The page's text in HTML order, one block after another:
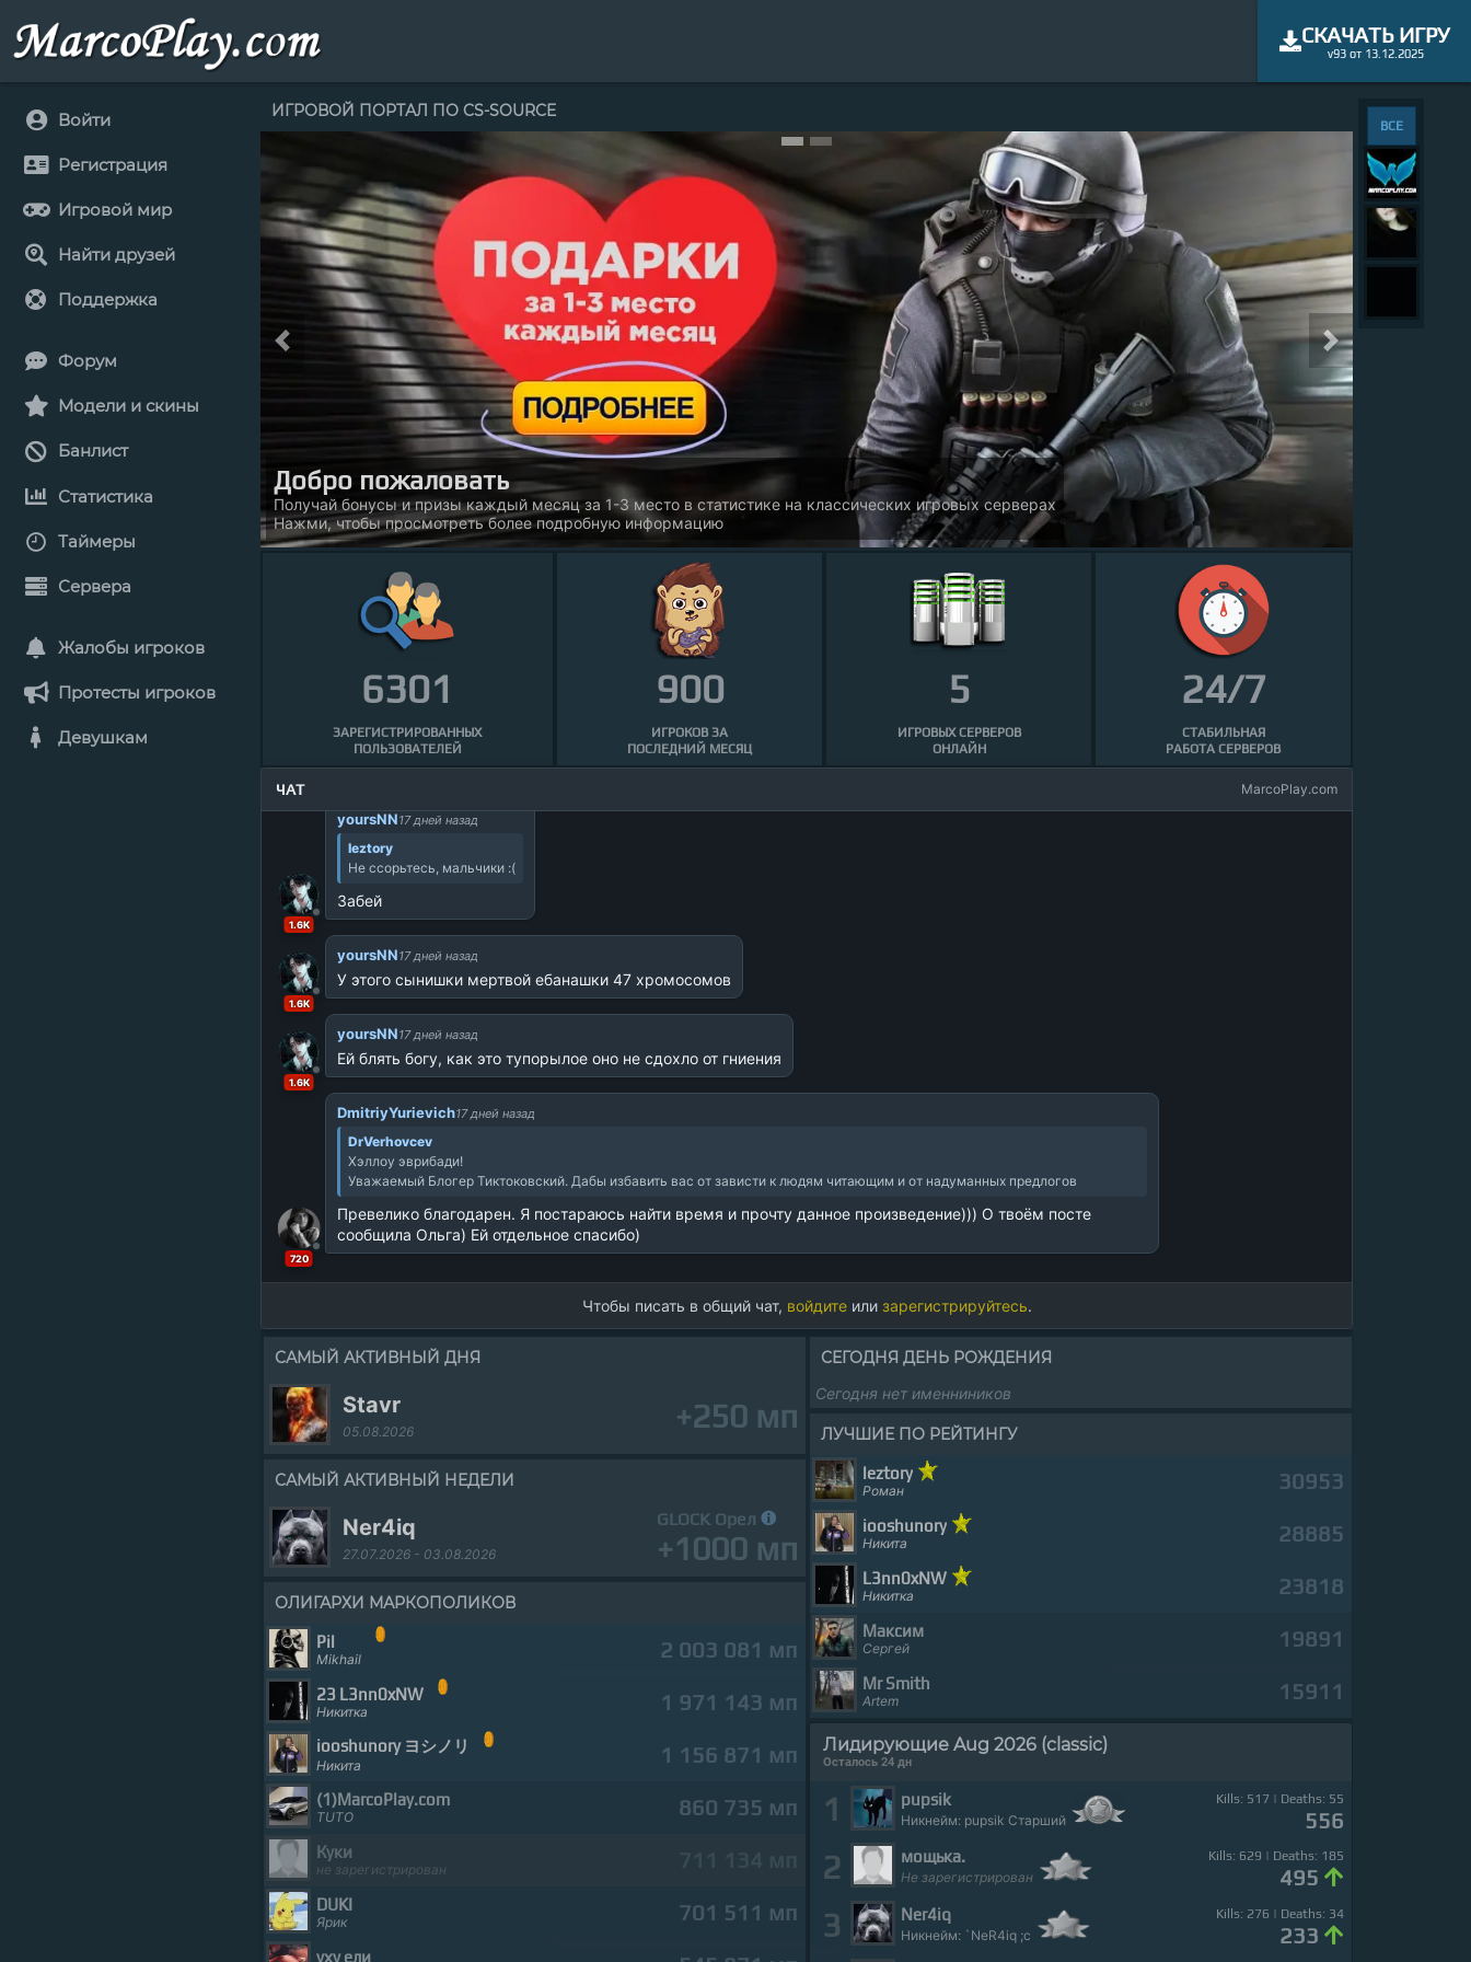
СКАЧАТЬ ИГРУ
v93 от 13.12.2025
Войти
Регистрация
Игровой мир
Найти друзей
Поддержка
Форум
Модели и скины
Банлист
Статистика
Таймеры
Сервера
Жалобы игроков
Протесты игроков
Девушкам
ИГРОВОЙ ПОРТАЛ ПО CS-SOURCE
Игровые карты
Большое разнообразие игровых карт на любой вкус
доступно на игровых серверах MarcoPlay.com
6301
ЗАРЕГИСТРИРОВАННЫХ
ПОЛЬЗОВАТЕЛЕЙ
900
ИГРОКОВ ЗА
ПОСЛЕДНИЙ МЕСЯЦ
5
ИГРОВЫХ СЕРВЕРОВ
ОНЛАЙН
24/7
СТАБИЛЬНАЯ
РАБОТА СЕРВЕРОВ
ЧАТ MarcoPlay.com
Ой, какая хорошенькая собачка. Рад, что пёсика удалось развеселить. А что вы хотели - ведь я...
Я шут, я Арлекин, я просто смех,
Без имени и, в общем, без судьбы.
Какое, право, дело вам до тех,
Над кем пришли повеселиться вы.
DrVerhovcev19 дней назад
Совушка, спасибо огромное. Как выяснилось - это гексалогия.
3.5K
DrVerhovcev19 дней назад
1.6K
yoursNN17 дней назад
leztory
Не ссорьтесь, мальчики :(
Забей
1.6K
yoursNN17 дней назад
У этого сынишки мертвой ебанашки 47 хромосомов
1.6K
yoursNN17 дней назад
Ей блять богу, как это тупорылое оно не сдохло от гниения
720
DmitriyYurievich17 дней назад
DrVerhovcev
Хэллоу эврибади!
Уважаемый Блогер Тиктоковский. Дабы избавить вас от зависти к людям читающим и от надуманных предлогов
Превелико благодарен. Я постараюсь найти время и прочту данное произведение))) О твоём посте
сообщила Ольга) Ей отдельное спасибо)
Чтобы писать в общий чат, войдитеили зарегистрируйтесь.
САМЫЙ АКТИВНЫЙ ДНЯ
Stavr
05.08.2026 +250 мп
САМЫЙ АКТИВНЫЙ НЕДЕЛИ
Ner4iq
27.07.2026 - 03.08.2026
GLOCK Орел
+1000 мп
ОЛИГАРХИ МАРКОПОЛИКОВ
Pil
Mikhail 2 003 081 мп
23 L3nn0xNW
Никитка 1 971 143 мп
iooshunory ヨシノリ
Никита 1 156 871 мп
(1)MarcоPlay.com
TUTO 860 735 мп
Куки
не зарегистрирован
DUKI
Ярик 701 511 мп
уху ели
СЕГОДНЯ ДЕНЬ РОЖДЕНИЯ
Сегодня нет именниников
ЛУЧШИЕ ПО РЕЙТИНГУ
leztory
Роман 30953
iooshunory
Никита 28885
L3nn0xNW
Никитка 23818
Мaксим
Сергей 19891
Mr Smith
Artem 15911
Лидирующие Aug 2026 (classic)
Осталось 24 дн
1 pupsik
Никнейм: pupsik Старший
Kills: 517 | Deaths: 55
556
2 мощька.
Не зарегистрирован
Kills: 629 | Deaths: 185
495
3 Ner4iq
Никнейм: `NeR4iq ;c
Kills: 276 | Deaths: 34
233
ВСЕ